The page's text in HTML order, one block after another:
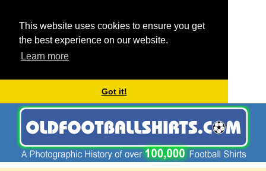
This website uses cookies to ensure you get
the best experience on our website.
Learn more
Got it!